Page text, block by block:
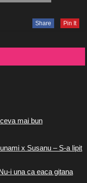
Share Pin It
mai bun
x Susanu – S-a lipit
i una ca eaca gitana